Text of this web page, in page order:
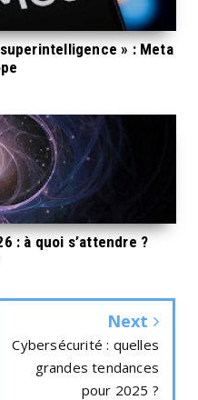
» : Meta
: à quoi s’attendre ?
Next
Cybersécurité : quelles
grandes tendances
pour 2025 ?